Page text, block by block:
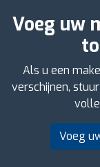
Voeg uw
Als u een
verschijnen,
Voeg